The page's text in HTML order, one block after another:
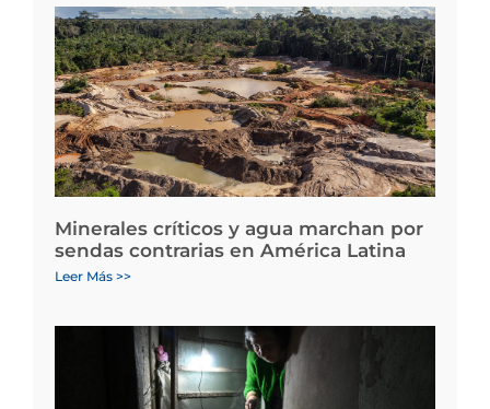
Minerales críticos y agua marchan por
sendas contrarias en América Latina
Leer Más >>